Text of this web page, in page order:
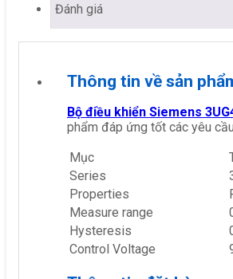
Đánh giá
Thông tin về sản
Bộ điều khiển Siemens
phẩm đáp ứng tốt các yêu
Mục
Series
Properties
Measure range
Hysteresis
Control Voltage